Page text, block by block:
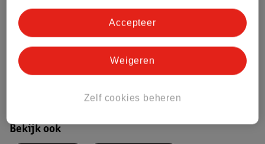
Dit product heeft (nog) geen Nature
Impact Score.
Meer informatie
Bekijk ook
Zelf cookies beheren
Weigeren
Accepteer